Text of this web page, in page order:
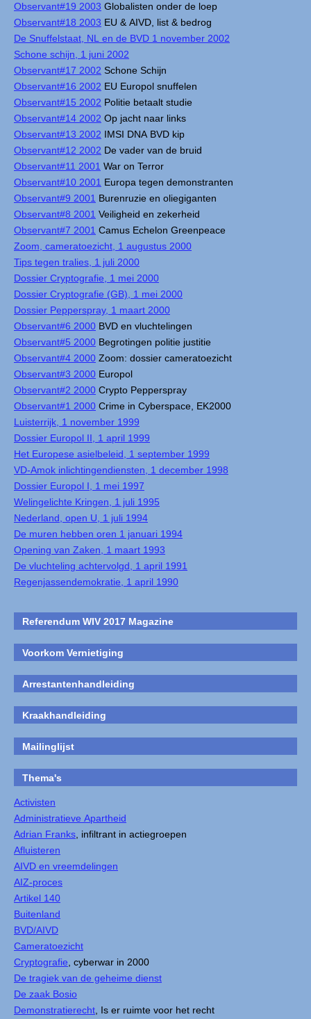
Observant#19 2003 Globalisten onder de loep
Observant#18 2003 EU & AIVD, list & bedrog
De Snuffelstaat, NL en de BVD 1 november 2002
Schone schijn, 1 juni 2002
Observant#17 2002 Schone Schijn
Observant#16 2002 EU Europol snuffelen
Observant#15 2002 Politie betaalt studie
Observant#14 2002 Op jacht naar links
Observant#13 2002 IMSI DNA BVD kip
Observant#12 2002 De vader van de bruid
Observant#11 2001 War on Terror
Observant#10 2001 Europa tegen demonstranten
Observant#9 2001 Burenruzie en oliegiganten
Observant#8 2001 Veiligheid en zekerheid
Observant#7 2001 Camus Echelon Greenpeace
Zoom, cameratoezicht, 1 augustus 2000
Tips tegen tralies, 1 juli 2000
Dossier Cryptografie, 1 mei 2000
Dossier Cryptografie (GB), 1 mei 2000
Dossier Pepperspray, 1 maart 2000
Observant#6 2000 BVD en vluchtelingen
Observant#5 2000 Begrotingen politie justitie
Observant#4 2000 Zoom: dossier cameratoezicht
Observant#3 2000 Europol
Observant#2 2000 Crypto Pepperspray
Observant#1 2000 Crime in Cyberspace, EK2000
Luisterrijk, 1 november 1999
Dossier Europol II, 1 april 1999
Het Europese asielbeleid, 1 september 1999
VD-Amok inlichtingendiensten, 1 december 1998
Dossier Europol I, 1 mei 1997
Welingelichte Kringen, 1 juli 1995
Nederland, open U, 1 juli 1994
De muren hebben oren 1 januari 1994
Opening van Zaken, 1 maart 1993
De vluchteling achtervolgd, 1 april 1991
Regenjassendemokratie, 1 april 1990
Referendum WIV 2017 Magazine
Voorkom Vernietiging
Arrestantenhandleiding
Kraakhandleiding
Mailinglijst
Thema's
Activisten
Administratieve Apartheid
Adrian Franks , infiltrant in actiegroepen
Afluisteren
AIVD en vreemdelingen
AIZ-proces
Artikel 140
Buitenland
BVD/AIVD
Cameratoezicht
Cryptografie , cyberwar in 2000
De tragiek van de geheime dienst
De zaak Bosio
Demonstratierecht , Is er ruimte voor het recht